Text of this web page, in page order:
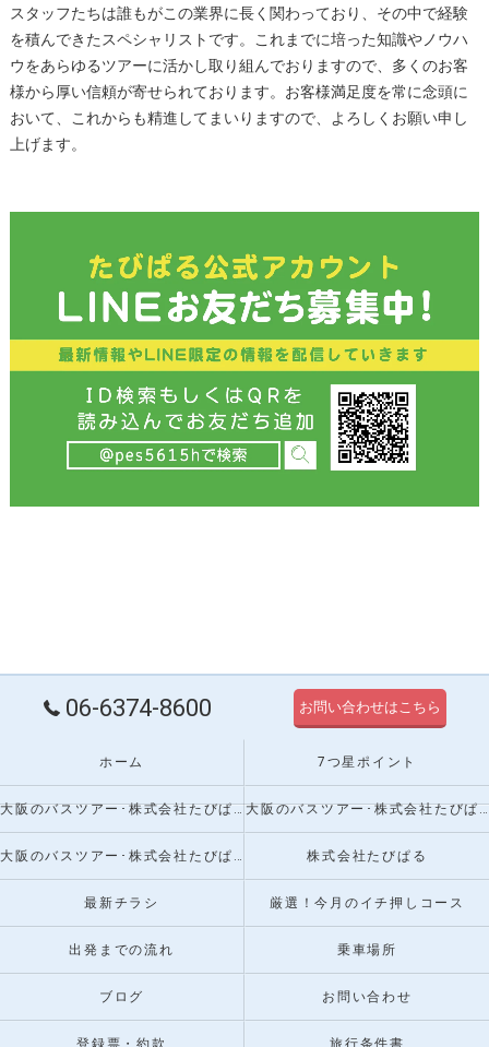
スタッフたちは誰もがこの業界に長く関わっており、その中で経験
を積んできたスペシャリストです。これまでに培った知識やノウハ
ウをあらゆるツアーに活かし取り組んでおりますので、多くのお客
様から厚い信頼が寄せられております。お客様満足度を常に念頭に
おいて、これからも精進してまいりますので、よろしくお願い申し
上げます。
06-6374-8600 お問い合わせはこちら
ホーム 7つ星ポイント
大阪のバスツアー･株式会社たびぱるの口コミ情報 大阪のバスツアー･株式会社たびぱるの評判
大阪のバスツアー･株式会社たびぱるのお客様の声 株式会社たびぱる
最新チラシ 厳選！今月のイチ押しコース
出発までの流れ 乗車場所
ブログ お問い合わせ
登録票・約款 旅行条件書